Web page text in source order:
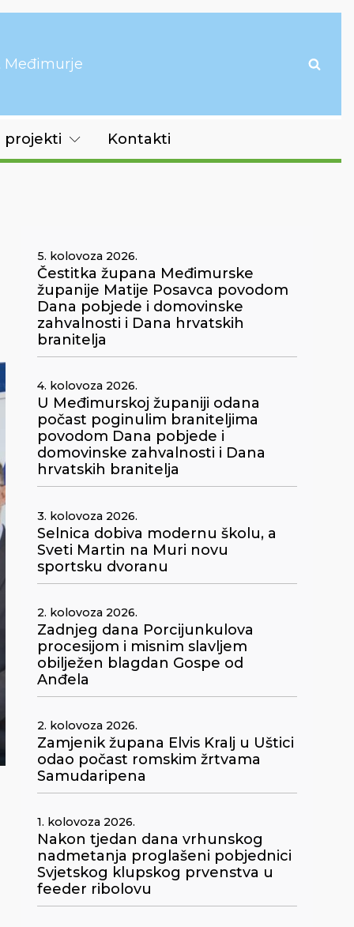
Međimurje
projekti Kontakti
5. kolovoza 2026.
Čestitka župana Međimurske
županije Matije Posavca povodom
Dana pobjede i domovinske
zahvalnosti i Dana hrvatskih
branitelja
4. kolovoza 2026.
U Međimurskoj županiji odana
počast poginulim braniteljima
povodom Dana pobjede i
domovinske zahvalnosti i Dana
hrvatskih branitelja
3. kolovoza 2026.
Selnica dobiva modernu školu, a
Sveti Martin na Muri novu
sportsku dvoranu
2. kolovoza 2026.
Zadnjeg dana Porcijunkulova
procesijom i misnim slavljem
obilježen blagdan Gospe od
Anđela
2. kolovoza 2026.
Zamjenik župana Elvis Kralj u Uštici
odao počast romskim žrtvama
Samudaripena
1. kolovoza 2026.
Nakon tjedan dana vrhunskog
nadmetanja proglašeni pobjednici
Svjetskog klupskog prvenstva u
feeder ribolovu